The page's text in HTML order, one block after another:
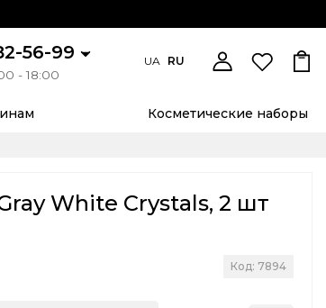
56-99
- 18:00
UA RU
Косметические наборы
White Crystals, 2 шт
Код: 7894